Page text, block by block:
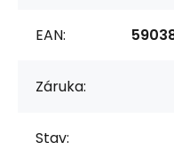
EAN:
Záruka:
Stav: